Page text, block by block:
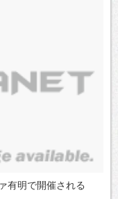
有明で開催される